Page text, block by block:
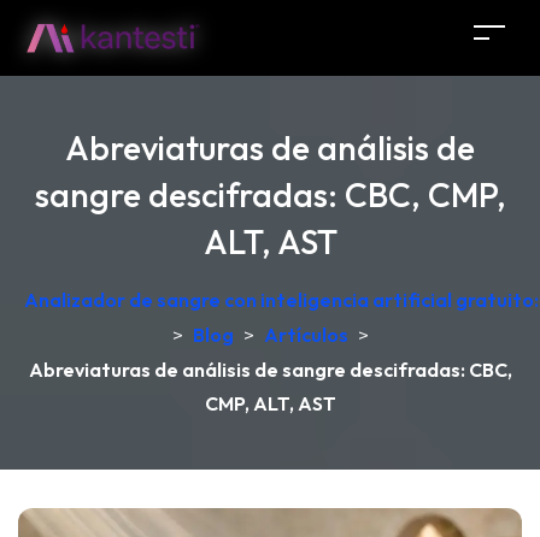
Abreviaturas de análisis de
sangre descifradas: CBC, CMP,
ALT, AST
Analizador de sangre con inteligencia artificial
> Blog > Artículos >
Abreviaturas de análisis de sangre descifradas: CBC,
CMP, ALT, AST